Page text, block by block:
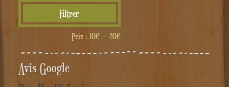
min
max
Filtrer
Prix : 10€— 20€
Avis Google